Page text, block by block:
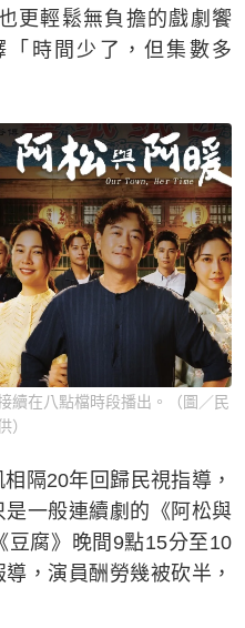
更輕鬆無負擔的戲劇饗
時間少了，但集數多
續在八點檔時段播出。（圖／民
）
隔20年回歸民視指導，
一般連續劇的《阿松與
豆腐》晚間9點15分至10
，演員酬勞幾被砍半，